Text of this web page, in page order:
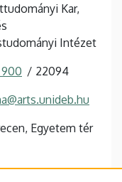
Kar,
Intézet
900 22094
Egyetem tér
téri